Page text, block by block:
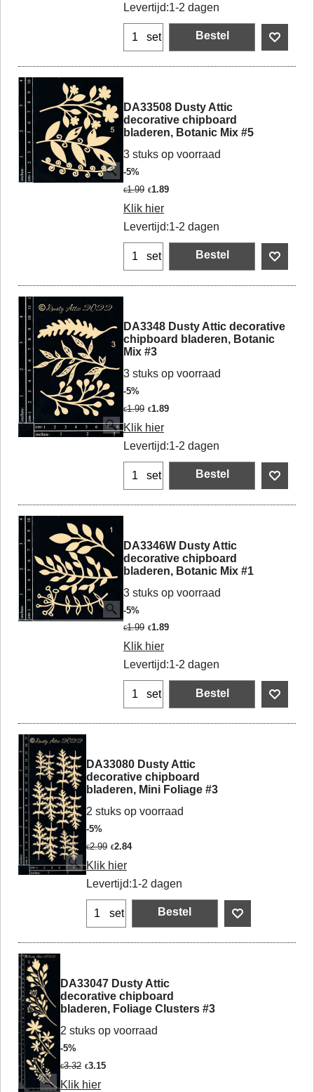
Levertijd:1-2 dagen
set Bestel
DA33508 Dusty Attic
decorative chipboard
bladeren, Botanic Mix #5
3 stuks op voorraad
-5%
€1.99 €1.89
Klik hier
Levertijd:1-2 dagen
set Bestel
DA3348 Dusty Attic decorative
chipboard bladeren, Botanic
Mix #3
3 stuks op voorraad
-5%
€1.99 €1.89
Klik hier
Levertijd:1-2 dagen
set Bestel
DA3346W Dusty Attic
decorative chipboard
bladeren, Botanic Mix #1
3 stuks op voorraad
-5%
€1.99 €1.89
Klik hier
Levertijd:1-2 dagen
set Bestel
DA33080 Dusty Attic
decorative chipboard
bladeren, Mini Foliage #3
2 stuks op voorraad
-5%
€2.99 €2.84
Klik hier
Levertijd:1-2 dagen
set Bestel
DA33047 Dusty Attic
decorative chipboard
bladeren, Foliage Clusters #3
2 stuks op voorraad
-5%
€3.32 €3.15
Klik hier